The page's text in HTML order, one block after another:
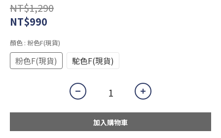
NT$1,290
NT$990
顏色 : 粉色F(現貨)
粉色F(現貨) 駝色F(現貨)
加入購物車